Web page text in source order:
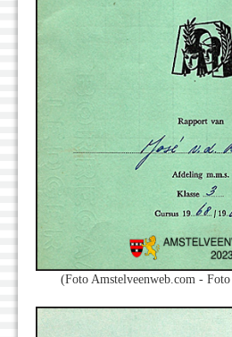
(Foto Amstelveenweb.com -